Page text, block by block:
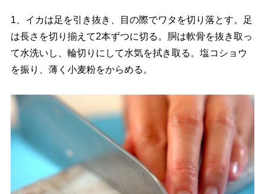
1、イカは足を引き抜き、目の際でワタを切り落とす。足
は長さを切り揃えて2本ずつに切る。胴は軟骨を抜き取っ
て水洗いし、輪切りにして水気を拭き取る。塩コショウ
を振り、薄く小麦粉をからめる。